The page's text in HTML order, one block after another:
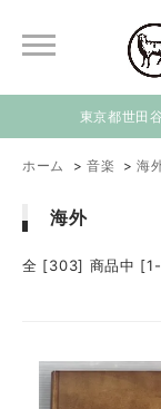
東京都世田
ホーム > 音楽 >海
海外
全 [303] 商品中